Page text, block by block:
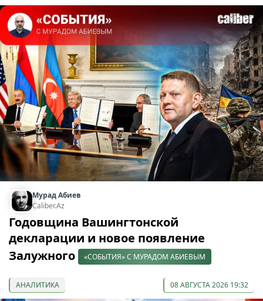
Мурад Абиев
Caliber.Az
Годовщина Вашингтонской
декларации и новое появление
Залужного
«СОБЫТИЯ» С МУРАДОМ АБИЕВЫМ
АНАЛИТИКА 08 АВГУСТА 2026 19:32